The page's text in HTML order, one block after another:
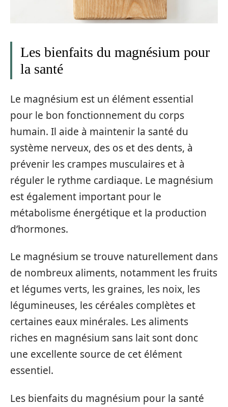
Les bienfaits du magnésium pour
la santé
Le magnésium est un élément essential
pour le bon fonctionnement du corps
humain. Il aide à maintenir la santé du
système nerveux, des os et des dents, à
prévenir les crampes musculaires et à
réguler le rythme cardiaque. Le magnésium
est également important pour le
métabolisme énergétique et la production
d’hormones.
Le magnésium se trouve naturellement dans
de nombreux aliments, notamment les fruits
et légumes verts, les graines, les noix, les
légumineuses, les céréales complètes et
certaines eaux minérales. Les aliments
riches en magnésium sans lait sont donc
une excellente source de cet élément
essentiel.
Les bienfaits du magnésium pour la santé